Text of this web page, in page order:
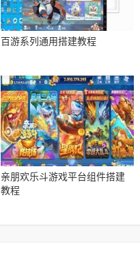
百游系列通用搭建教程
亲朋欢乐斗游戏平台组件搭建
教程